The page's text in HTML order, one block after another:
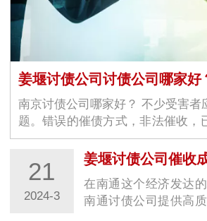
南京讨债公司哪家好？ 不少受害者
题。错误的催债方式，非法催收，
大问题。当受害者觉得无…
21
2024-3
在南通这个经济发达
南通讨债公司提供高